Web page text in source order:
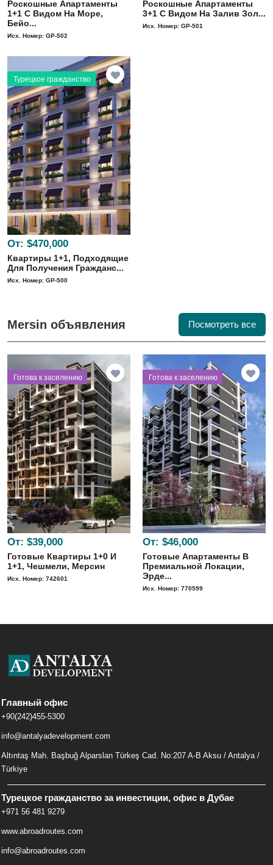
Роскошные Апартаменты
1+1 С Видом На Море,
Бейо...
Исх. Номер: GP-502
Роскошные Апартаменты
3+1 С Видом На Залив Зол...
Исх. Номер: GP-501
Турецкое гражданство
От: $470,000
Квартиры 1+1, Подходящие
Для Получения Гражданс...
Исх. Номер: GP-500
Mersin объявления Посмотреть все
⁠Готова к заселению
От: $39,000
Готовые Квартиры 1+0 И
1+1, Чешмели, Мерсин
Исх. Номер: 742601
⁠Готова к заселению
От: $46,000
Готовые Апартаменты В
Премиальной Локации,
Эрде...
Исх. Номер: 770599
Главный офис
+90(242)455-5300
info@antalyadevelopment.com
Altıntaş Mah. Başbuğ Alparslan Türkeş Cad. No:207 A-B Aksu / Antalya /
Türkiye
Турецкое гражданство за инвестиции, офис в Дубае
+971 56 481 9279
www.abroadroutes.com
info@abroadroutes.com